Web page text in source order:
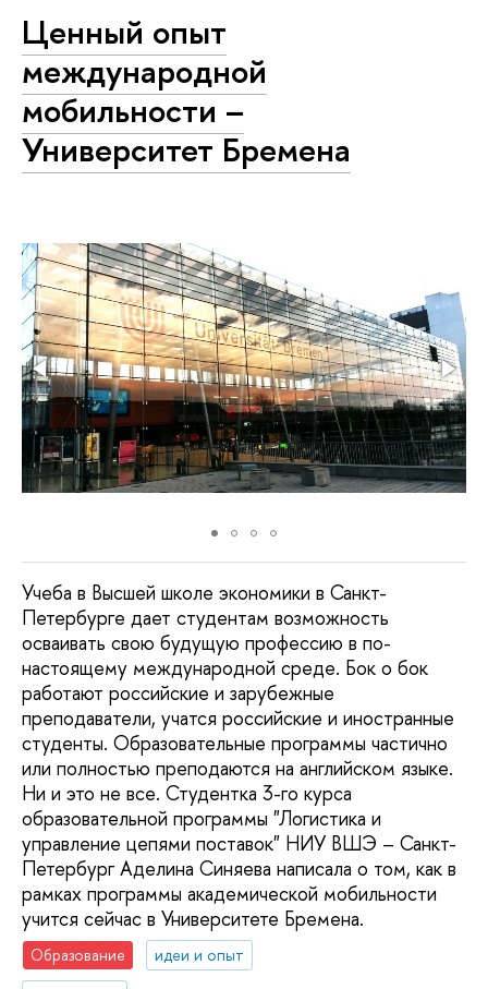
Ценный опыт
международной
мобильности –
Университет Бремена
Учеба в Высшей школе экономики в Санкт-
Петербурге дает студентам возможность
осваивать свою будущую профессию в по-
настоящему международной среде. Бок о бок
работают российские и зарубежные
преподаватели, учатся российские и иностранные
студенты. Образовательные программы частично
или полностью преподаются на английском языке.
Ни и это не все. Студентка 3-го курса
образовательной программы "Логистика и
управление цепями поставок" НИУ ВШЭ – Санкт-
Петербург Аделина Синяева написала о том, как в
рамках программы академической мобильности
учится сейчас в Университете Бремена.
Образование
идеи и опыт